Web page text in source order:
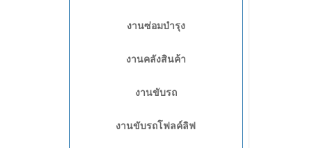
งานซ่อมบำรุง
งานคลังสินค้า
งานขับรถ
งานขับรถโฟลค์ลิฟ